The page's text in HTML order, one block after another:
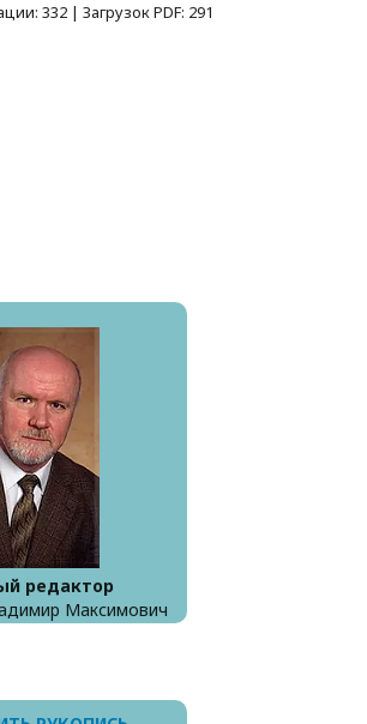
332 | Загрузок PDF: 291
редактор
Максимович